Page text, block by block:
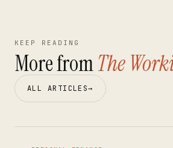
KEEP READING
More fromThe
ALL ARTICLES→